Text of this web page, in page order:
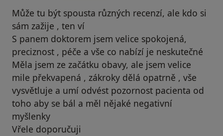
Může tu být spousta různých recenzí, ale kdo si
sám zažije , ten ví
S panem doktorem jsem velice spokojená,
preciznost , péče a vše co nabízí je neskutečné
Měla jsem ze začátku obavy, ale jsem velice
mile překvapená , zákroky dělá opatrně , vše
vysvětluje a umí odvést pozornost pacienta od
toho aby se bál a měl nějaké negativní
myšlenky
Vřele doporučuji